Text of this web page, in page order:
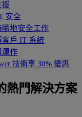
援
安全
隨地安全工作
客戶 IT 系統
運作
技術享 30% 優惠
熱門解決方案